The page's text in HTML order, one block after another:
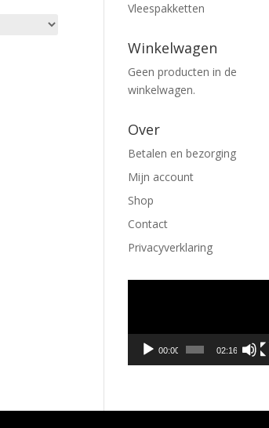
Vleespakketten
Winkelwagen
Geen producten in de
winkelwagen.
Over
Betalen en bezorging
Mijn account
Shop
Contact
Privacyverklaring
00:00 02:16